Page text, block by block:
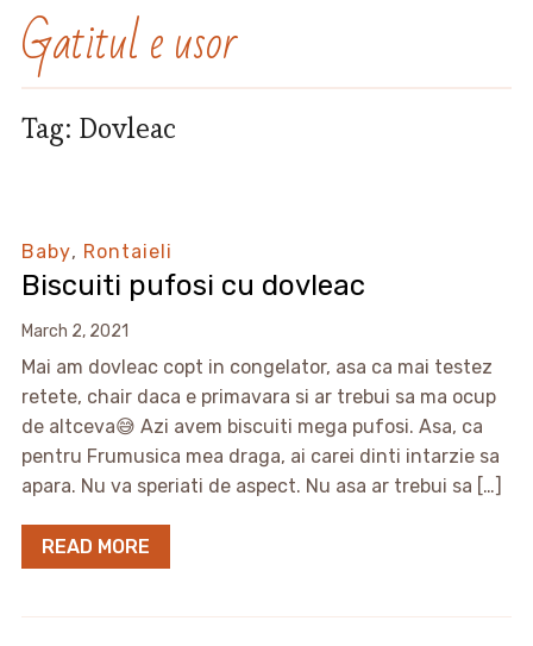
Gatitul e usor
Tag: Dovleac
Baby, Rontaieli
Biscuiti pufosi cu dovleac
March 2, 2021
Mai am dovleac copt in congelator, asa ca mai testez
retete, chair daca e primavara si ar trebui sa ma ocup
de altceva😅 Azi avem biscuiti mega pufosi. Asa, ca
pentru Frumusica mea draga, ai carei dinti intarzie sa
apara. Nu va speriati de aspect. Nu asa ar trebui sa […]
READ MORE